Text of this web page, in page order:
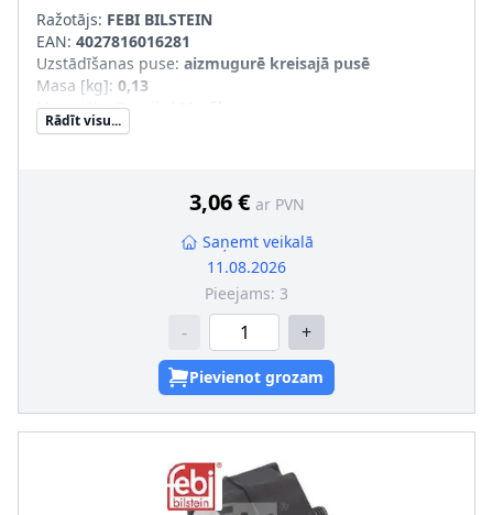
Ražotājs: FEBI BILSTEIN
EAN: 4027816016281
Uzstādīšanas puse: aizmugurē kreisajā pusē
Masa [kg]: 0,13
Materiāls:Gumija/ Metāls
Uzstādīšanas veids
Rādīt visu...
3,06 € ar PVN
Saņemt veikalā
11.08.2026
Pieejams: 3
- +
Pievienot grozam